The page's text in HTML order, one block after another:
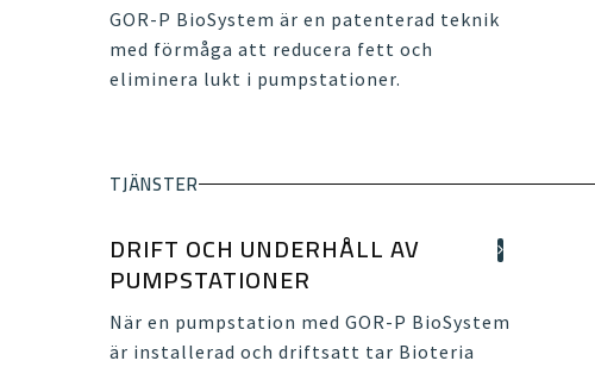
GOR-P BioSystem är en patenterad teknik
med förmåga att reducera fett och
eliminera lukt i pumpstationer.
TJÄNSTER
DRIFT OCH UNDERHÅLL AV
PUMPSTATIONER
När en pumpstation med GOR-P BioSystem
är installerad och driftsatt tar Bioteria